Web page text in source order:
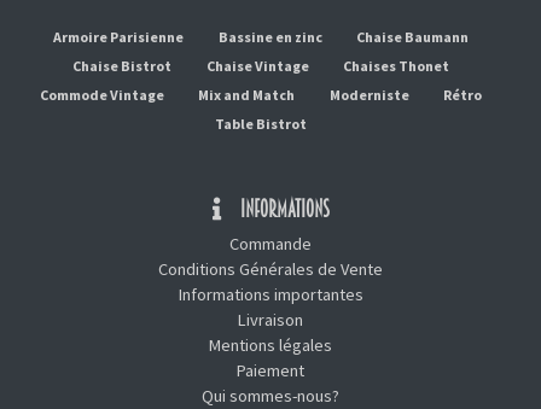
Armoire Parisienne Bassine en zinc
Chaise Baumann
Chaise Bistrot
Chaise Vintage
Chaises Thonet
Commode Vintage
Mix and Match Moderniste
Rétro
Table Bistrot
INFORMATIONS
Commande
Conditions Générales de Vente
Informations importantes
Livraison
Mentions légales
Paiement
Qui sommes-nous?